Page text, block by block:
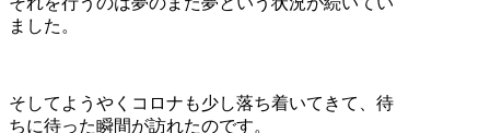
ました。
そしてようやくコロナも少し落ち着いてきて、待
ちに待った瞬間が訪れたのです。